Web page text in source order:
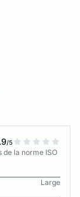
/5
la norme ISO
Large